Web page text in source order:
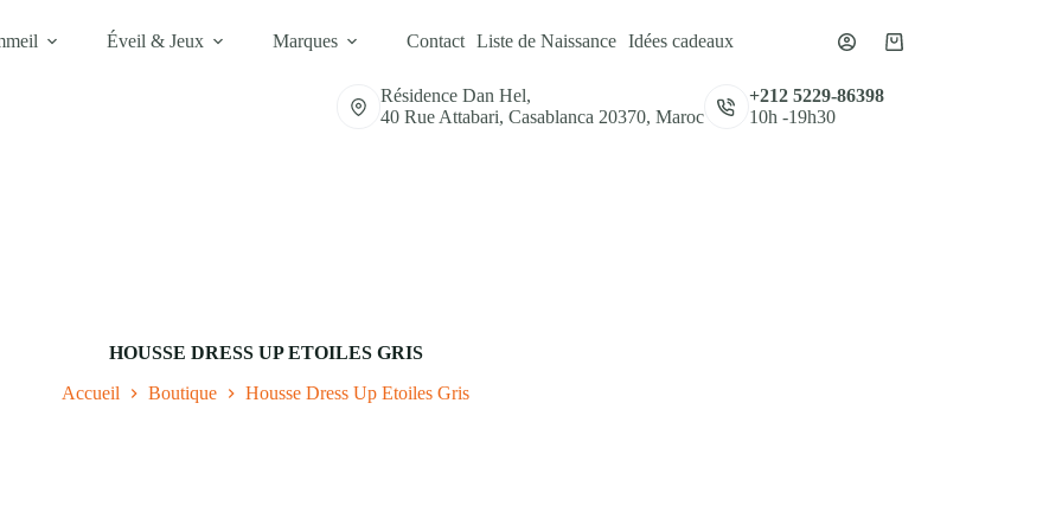
Résidence Dan Hel,
40 Rue Attabari, Casablanca 20370, Maroc
+212 5229-86398
10h -19h30
Éveil & Jeux Marques Contact Liste de Naissance Idées cadeaux
Panier
HOUSSE DRESS UP ETOILES GRIS
Accueil Boutique Housse Dress Up Etoiles Gris